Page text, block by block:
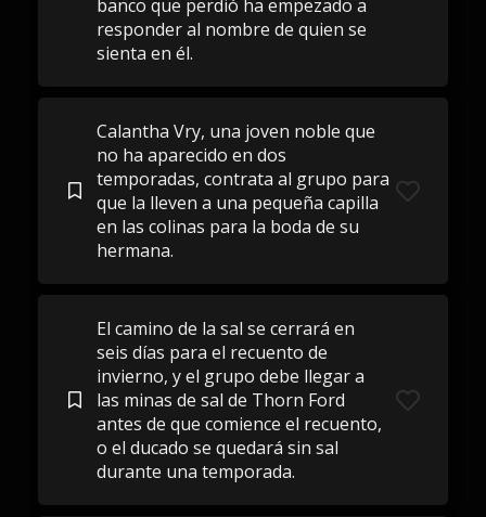
banco que perdió ha empezado a
responder al nombre de quien se
sienta en él.
Calantha Vry, una joven noble que
no ha aparecido en dos
temporadas, contrata al grupo para
que la lleven a una pequeña capilla
en las colinas para la boda de su
hermana.
El camino de la sal se cerrará en
seis días para el recuento de
invierno, y el grupo debe llegar a
las minas de sal de Thorn Ford
antes de que comience el recuento,
o el ducado se quedará sin sal
durante una temporada.